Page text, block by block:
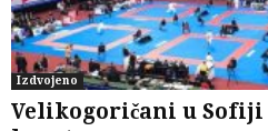
Izdvojeno
Velikogoričani u